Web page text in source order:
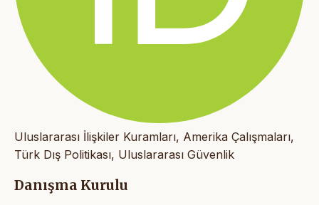
Uluslararası İlişkiler Kuramları, Amerika Çalışmaları,
Türk Dış Politikası, Uluslararası Güvenlik
Danışma Kurulu